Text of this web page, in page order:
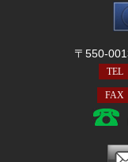
〒550-
TEL
FAX